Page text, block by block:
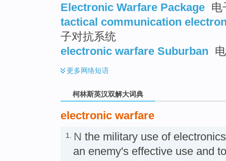
Electronic Warfare Package 电
tactical communication
子对抗系统
electronic warfare Suburban
更多网络短语
柯林斯英汉双解大词典
electronic warfare
1. N the military use of
an enemy's effective use and